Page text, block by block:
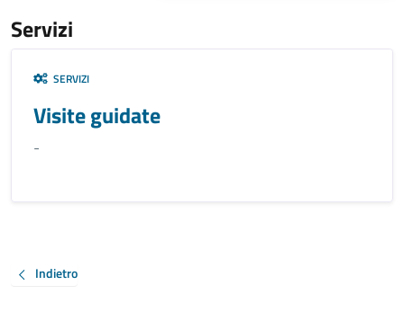
Servizi
SERVIZI
Visite guidate
-
Indietro